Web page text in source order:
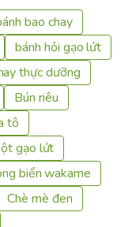
bao chay
bánh hỏi gạo lứt
thực dưỡng
Bún riêu
tô
gạo lứt
biển wakame
Chè mè đen